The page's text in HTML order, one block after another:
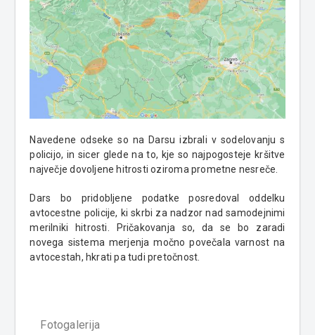
Navedene odseke so na Darsu izbrali v sodelovanju s
policijo, in sicer glede na to, kje so najpogosteje kršitve
največje dovoljene hitrosti oziroma prometne nesreče.
Dars bo pridobljene podatke posredoval oddelku
avtocestne policije, ki skrbi za nadzor nad samodejnimi
merilniki hitrosti. Pričakovanja so, da se bo zaradi
novega sistema merjenja močno povečala varnost na
avtocestah, hkrati pa tudi pretočnost.
Fotogalerija